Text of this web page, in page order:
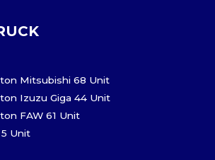
Mitsubishi 68 Unit
Izuzu Giga 44 Unit
FAW 61 Unit
Unit